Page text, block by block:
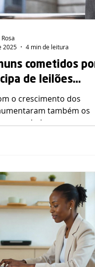
cometidos
de leilões
evitá-los.
o crescimento dos
também os
por criminosos que se
Um erro frequente
da empresa.
2025
4 min de leitura